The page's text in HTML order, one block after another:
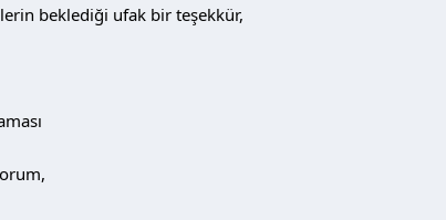
beklediği ufak bir teşekkür,